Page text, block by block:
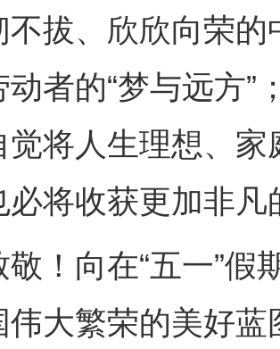
不拔、欣欣向荣
动者的“梦与远方”
觉将人生理想、
必将收获更加非凡
向在“五一”假
伟大繁荣的美好